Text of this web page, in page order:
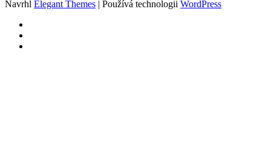
Navrhl Elegant Themes | Používá technologii WordPress